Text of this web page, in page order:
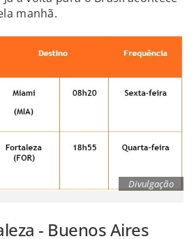
manhã.
Divulgação
- Buenos Aires